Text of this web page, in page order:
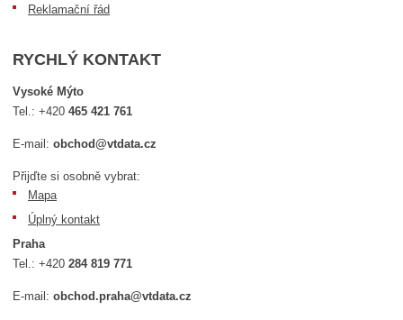
Reklamační řád
RYCHLÝ KONTAKT
Vysoké Mýto
Tel.:+420465 421 761
E-mail:obchod@vtdata.cz
Přijďte si osobně vybrat:
Mapa
Úplný kontakt
Praha
Tel.:+420284 819 771
E-mail:obchod.praha@vtdata.cz